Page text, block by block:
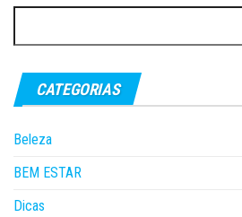
por:
CATEGORIAS
Beleza
BEM ESTAR
Dicas